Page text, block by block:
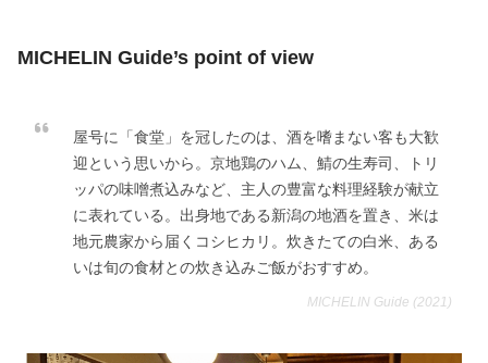
MICHELIN Guide’s point of view
屋号に「食堂」を冠したのは、酒を嗜まない客も大歓
迎という思いから。京地鶏のハム、鯖の生寿司、トリ
ッパの味噌煮込みなど、主人の豊富な料理経験が献立
に表れている。出身地である新潟の地酒を置き、米は
地元農家から届くコシヒカリ。炊きたての白米、ある
いは旬の食材との炊き込みご飯がおすすめ。
MICHELIN Guide (2021)